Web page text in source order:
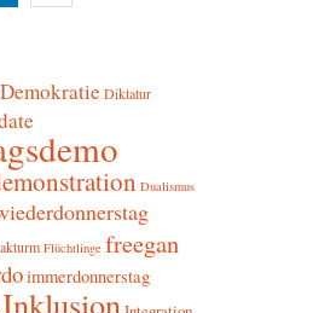
Demokratie Diktatur
Dualismus
Flüchtlinge freegan
immerdonnerstag
Inklusion